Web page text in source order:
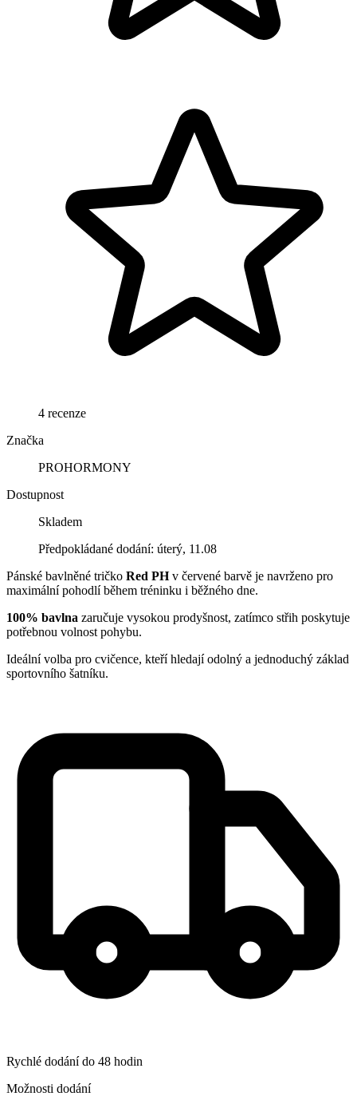
4 recenze
Značka
PROHORMONY
Dostupnost
Skladem
Předpokládané dodání: úterý, 11.08
Pánské bavlněné tričko Red PHv červené barvě je navrženo pro
maximální pohodlí během tréninku i běžného dne.
100% bavlna zaručuje vysokou prodyšnost, zatímco střih poskytuje
potřebnou volnost pohybu.
Ideální volba pro cvičence, kteří hledají odolný a jednoduchý základ
sportovního šatníku.
Rychlé dodání do 48 hodin
Možnosti dodání